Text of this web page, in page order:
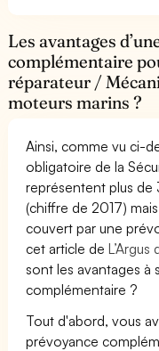
Les avantages
complémentaire
réparateur /
moteurs marins ?
Ainsi, comme vu ci-
obligatoire de la
représentent plus de
(chiffre de 2017)
couvert par une
cet article deL’Argus
sont les avantages à
complémentaire ?
Tout d'abord, vous
prévoyance